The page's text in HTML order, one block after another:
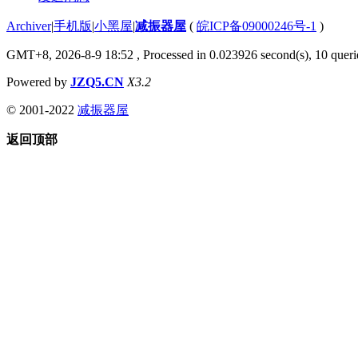
Archiver|手机版|小黑屋|减振器屋 ( 皖ICP备09000246号-1 )
GMT+8, 2026-8-9 18:52 , Processed in 0.023926 second(s), 10
Powered by JZQ5.CN X3.2
© 2001-2022 减振器屋
返回顶部